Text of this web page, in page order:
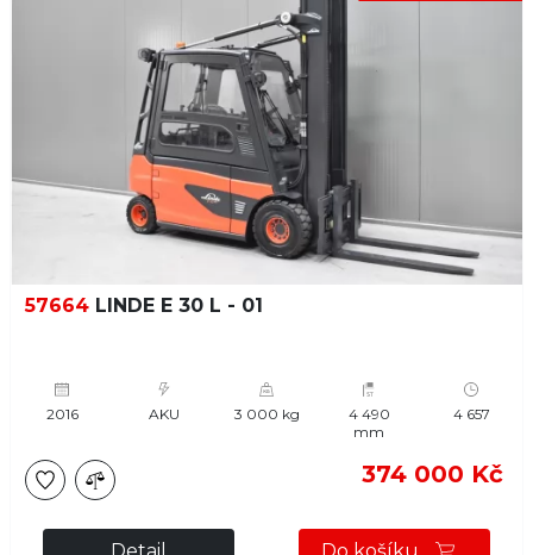
57664 LINDE E 30 L - 01
2016 AKU 3 000 kg
4 490
mm
4 657
374 000 Kč
Detail Do košíku